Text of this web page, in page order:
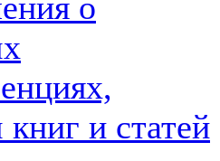
и статей